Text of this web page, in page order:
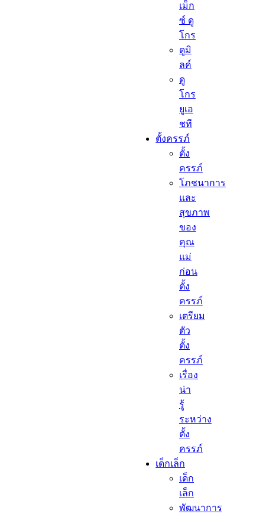
เม็ก
ซ์ ดู
โกร
ดูมิ
ลค์
ดู
โกร
ยูเอ
ชที
ตั้งครรภ์​
ตั้ง
ครรภ์​
โภชนาการ
และ
สุขภาพ
ของ
คุณ
แม่
ก่อน
ตั้ง
ครรภ์
เตรียม
ตัว
ตั้ง
ครรภ์
เรื่อง
น่า
รู้
ระหว่าง
ตั้ง
ครรภ์
เด็กเล็ก​
เด็ก
เล็ก​
พัฒนาการ